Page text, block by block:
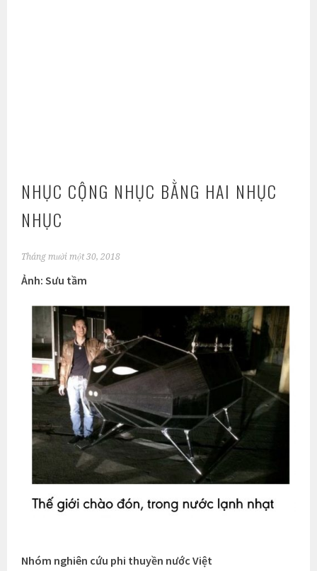
NHỤC CỘNG NHỤC BẰNG HAI NHỤC
NHỤC
Tháng mười một 30, 2018
Ảnh: Sưu tầm
Nhóm nghiên cứu phi thuyền nước Việt